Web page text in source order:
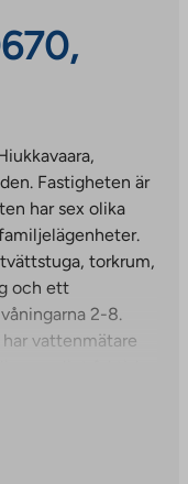
Fastigheten är
har sex olika
torkrum,
och ett
2-8.
vattenmätare